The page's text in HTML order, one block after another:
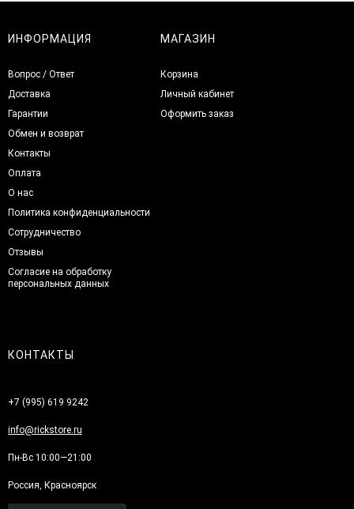
ИНФОРМАЦИЯ
Вопрос / Ответ
Доставка
Гарантии
Обмен и возврат
Контакты
Оплата
О нас
Политика конфиденциальности
Сотрудничество
Отзывы
Согласие на обработку
персональных данных
МАГАЗИН
Корзина
Личный кабинет
Оформить заказ
КОНТАКТЫ
+7 (995) 619 9242
info@rickstore.ru
Пн-Вс 10:00—21:00
Россия, Красноярск